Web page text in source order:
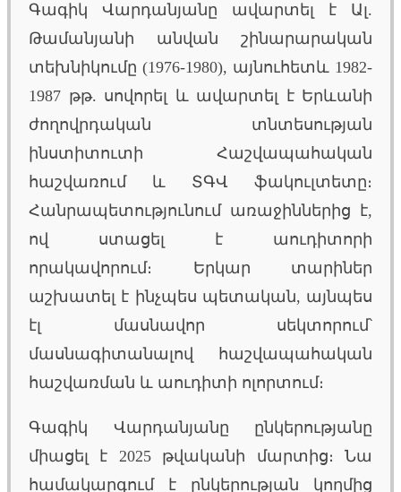
Գագիկ Վարդանյանը ավարտել է Ալ.
Թամանյանի անվան շինարարական
տեխնիկումը (1976-1980), այնուհետև 1982-
1987 թթ. սովորել և ավարտել է Երևանի
ժողովրդական տնտեսության
ինստիտուտի Հաշվապահական
հաշվառում և ՏԳՎ ֆակուլտետը։
Հանրապետությունում առաջիններից է,
ով ստացել է աուդիտորի
որակավորում։ Երկար տարիներ
աշխատել է ինչպես պետական, այնպես
էլ մասնավոր սեկտորում՝
մասնագիտանալով հաշվապահական
հաշվառման և աուդիտի ոլորտում։
Գագիկ Վարդանյանը ընկերությանը
միացել է 2025 թվականի մարտից։ Նա
համակարգում է ընկերության կողմից